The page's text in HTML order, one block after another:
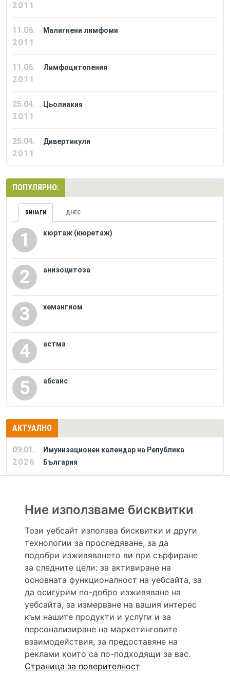
2011
11.06.
2011
Малигнени лимфоми
11.06.
2011
Лимфоцитопения
25.04.
2011
Цьолиакия
25.04.
2011
Дивертикули
ПОПУЛЯРНО:
ВИНАГИ ДНЕС
1 кюртаж (кюретаж)
2 анизоцитоза
3 хемангиом
4 астма
5 абсанс
АКТУАЛНО
09.01.
2026
Имунизационен календар на Република
България
Hapche.bg НЕ е медицински, зравен или сроден специалист и НЕ дава медицински
консултации и здравни съвети. Hapche.bg НЕ се явява медицинска услуга и НЕ
осигурява диагноза и лечение. Hapche.bg НЕ препоръчва медицински и други здравни и
сродни специалисти и заведения. Hapche.bg НЕ търгува с лекарствени продукти и
хранителни добавки. Информацията, публикувана в Hapche.bg, е предназначена да служи
само и единствено за справочни цели. Същата се предоставя без всякаква гаранция за
актуалност, изчерпателност и точност, при все че се полагат всички усилия за обновяване
и допълване на данните и за коригиране на неточностите. При никакви обстоятелства НЕ
се самодиагностицирайте и НЕ се самолекувайте – самодиагностиката и самолечението
могат да бъдат опасни за вашето здраве! При поява на симптом(и) на заболяване
неотложно потърсете правоспособен лекар! Ако преценявате своето (нечие) състояние
като спешно, позвънете на денонощния безплатен общоевропейски телефонен номер за
спешни повиквания 112 за връзка с местния център за спешна медицинска помощ!
Ние използваме бисквитки
Този уебсайт използва бисквитки и други
технологии за проследяване, за да
подобри изживяването ви при сърфиране
за следните цели: за активиране на
основната функционалност на уебсайта, за
да осигурим по-добро изживяване на
уебсайта, за измерване на вашия интерес
към нашите продукти и услуги и за
персонализиране на маркетинговите
взаимодействия, за предоставяне на
реклами които са по-подходящи за вас.
Страница за поверителност